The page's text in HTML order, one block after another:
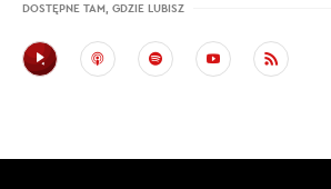
DOSTĘPNE TAM, GDZIE LUBISZ